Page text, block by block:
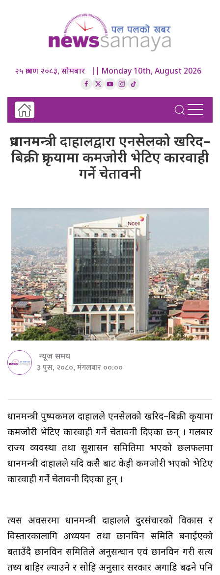
२५ श्रावण २०८३, सोमबार || Monday 10th, August 2026
प्रधानमन्त्री दाहालद्वारा एनसेलको खरिद–
बिक्री प्रकृयामा कमजोरी भेटिए कारवाही
गर्ने चेतावनी
न्यूज समय
३ पुस, २०८०, मंगलबार ००:००
प्रधानमन्त्री पुष्पकमल दाहालले एनसेलको खरिद–बिक्री प्रकृयामा
कमजोरी भेटिए कारवाही गर्ने चेतावनी दिएका छन् । गलबार
राज्य व्यवस्था तथा सुशासन समितिमा भएको छलफलमा
प्रधानमन्त्री दाहालले यदि कसै बाट केही कमजोरी भएको भेटिए
कारवाही गर्ने चेतावनी दिएका हुन् ।
त्यस अवसरमा प्रधानमन्त्री दाहालले दुरसंचारको विकास र
विस्तारकालागि अध्ययन तथा छानविन समिति बनाईएको
बताउँदै छानविन समितिले अनुसन्धान एवं छानविन गरी सत्य
तथ्य बाहिर ल्याउने र सोहि अनुसार सरकार अगाडि बढने पनि